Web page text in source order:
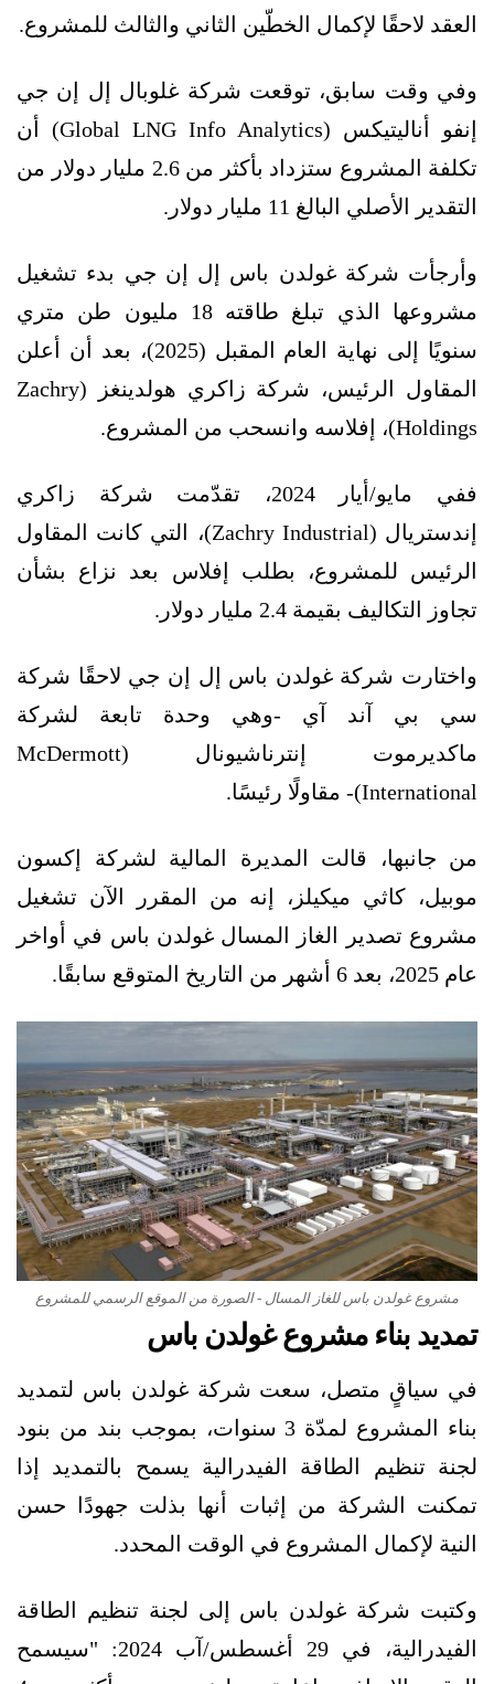
العقد لاحقًا لإكمال الخطّين الثاني والثالث للمشروع.
وفي وقت سابق، توقعت شركة غلوبال إل إن جي
إنفو أناليتيكس (Global LNG Info Analytics) أن
تكلفة المشروع ستزداد بأكثر من 2.6 مليار دولار من
التقدير الأصلي البالغ 11 مليار دولار.
وأرجأت شركة غولدن باس إل إن جي بدء تشغيل
مشروعها الذي تبلغ طاقته 18 مليون طن متري
سنويًا إلى نهاية العام المقبل (2025)، بعد أن أعلن
المقاول الرئيس، شركة زاكري هولدينغز (Zachry
Holdings)، إفلاسه وانسحب من المشروع.
ففي مايو/أيار 2024، تقدّمت شركة زاكري
إندستريال (Zachry Industrial)، التي كانت المقاول
الرئيس للمشروع، بطلب إفلاس بعد نزاع بشأن
تجاوز التكاليف بقيمة 2.4 مليار دولار.
واختارت شركة غولدن باس إل إن جي لاحقًا شركة
سي بي آند آي -وهي وحدة تابعة لشركة
ماكديرموت إنترناشيونال (McDermott
International)- مقاولًا رئيسًا.
من جانبها، قالت المديرة المالية لشركة إكسون
موبيل، كاثي ميكيلز، إنه من المقرر الآن تشغيل
مشروع تصدير الغاز المسال غولدن باس في أواخر
عام 2025، بعد 6 أشهر من التاريخ المتوقع سابقًا.
مشروع غولدن باس للغاز المسال - الصورة من الموقع الرسمي للمشروع
تمديد بناء مشروع غولدن باس
في سياقٍ متصل، سعت شركة غولدن باس لتمديد
بناء المشروع لمدّة 3 سنوات، بموجب بند من بنود
لجنة تنظيم الطاقة الفيدرالية يسمح بالتمديد إذا
تمكنت الشركة من إثبات أنها بذلت جهودًا حسن
النية لإكمال المشروع في الوقت المحدد.
وكتبت شركة غولدن باس إلى لجنة تنظيم الطاقة
الفيدرالية، في 29 أغسطس/آب 2024: "سيسمح